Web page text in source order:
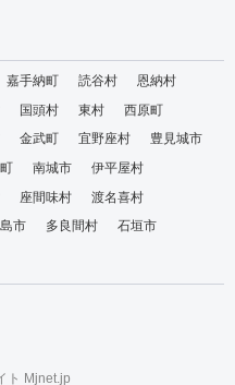
嘉手納町 読谷村
恩納村
国頭村 東村
西原町
金武町 宜野座村
豊見城市
南城市
伊平屋村
座間味村
渡名喜村
市 多良間村
石垣市
ト Mjnet.jp